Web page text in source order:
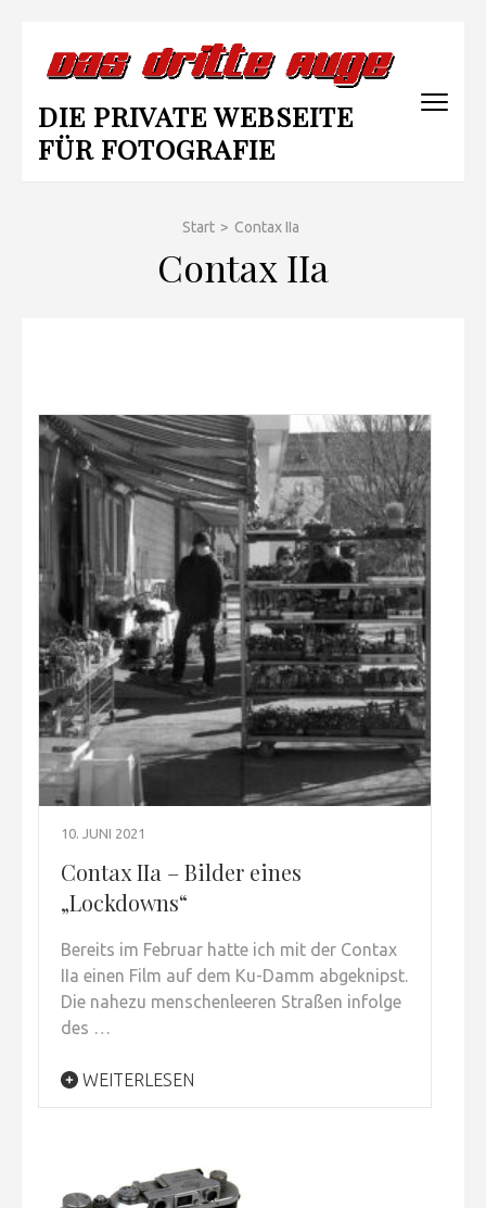
Inhalt
springen
(Enter
drücken)
DIE PRIVATE WEBSEITE
FÜR FOTOGRAFIE
Start > Contax IIa
Contax IIa
10. JUNI 2021
Contax IIa – Bilder eines
„Lockdowns“
Bereits im Februar hatte ich mit der Contax
IIa einen Film auf dem Ku-Damm abgeknipst.
Die nahezu menschenleeren Straßen infolge
des …
WEITERLESEN